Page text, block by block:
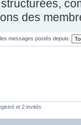
des
messages postés depuis:
et 2 invités